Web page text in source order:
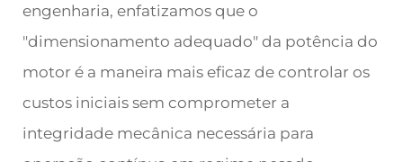
engenharia, enfatizamos que o
"dimensionamento adequado" da potência do
motor é a maneira mais eficaz de controlar os
custos iniciais sem comprometer a
integridade mecânica necessária para